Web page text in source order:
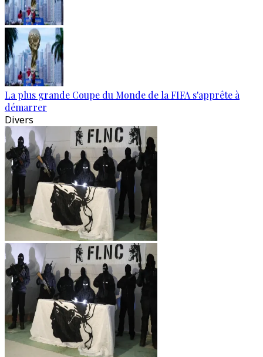
La plus grande Coupe du Monde de la FIFA s'apprête à
démarrer
Divers